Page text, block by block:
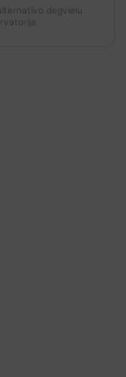
degvielu